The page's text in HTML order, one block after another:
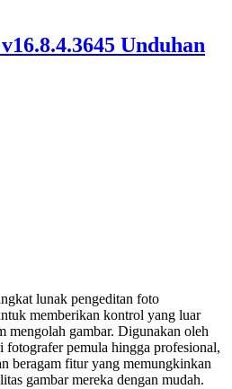
Unduhan
lunak pengeditan foto
memberikan kontrol yang luar
mengolah gambar. Digunakan oleh
fotografer pemula hingga profesional,
beragam fitur yang memungkinkan
gambar mereka dengan mudah.